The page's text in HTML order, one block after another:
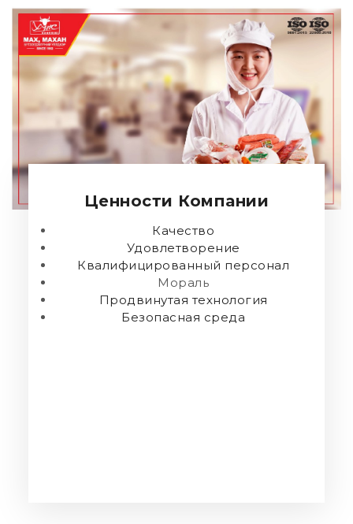
Ценности Компании
Качество
Удовлетворение
Квалифицированный персонал
Мораль
Продвинутая технология
Безопасная среда